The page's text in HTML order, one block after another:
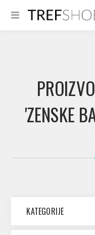
'ZENSKE
KATEGORIJE